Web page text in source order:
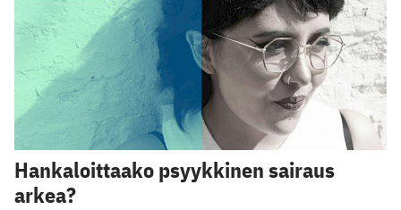
Hankaloittaako psyykkinen sairaus
arkea?